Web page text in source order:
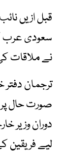
قبل ازیں
سعودی عرب
نے ملاقات
ترجمان
صورت حال پر
دوران وزیر
لیے فریقین